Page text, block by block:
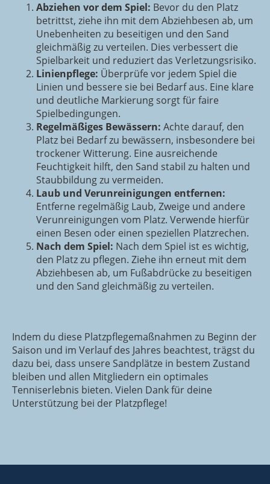
Abziehen vor dem Spiel: Bevor du den Platz
betrittst, ziehe ihn mit dem Abziehbesen ab, um
Unebenheiten zu beseitigen und den Sand
gleichmäßig zu verteilen. Dies verbessert die
Spielbarkeit und reduziert das Verletzungsrisiko.
Linienpflege: Überprüfe vor jedem Spiel die
Linien und bessere sie bei Bedarf aus. Eine klare
und deutliche Markierung sorgt für faire
Spielbedingungen.
Regelmäßiges Bewässern: Achte darauf, den
Platz bei Bedarf zu bewässern, insbesondere bei
trockener Witterung. Eine ausreichende
Feuchtigkeit hilft, den Sand stabil zu halten und
Staubbildung zu vermeiden.
Laub und Verunreinigungen entfernen:
Entferne regelmäßig Laub, Zweige und andere
Verunreinigungen vom Platz. Verwende hierfür
einen Besen oder einen speziellen Platzrechen.
Nach dem Spiel: Nach dem Spiel ist es wichtig,
den Platz zu pflegen. Ziehe ihn erneut mit dem
Abziehbesen ab, um Fußabdrücke zu beseitigen
und den Sand gleichmäßig zu verteilen.
Indem du diese Platzpflegemaßnahmen zu Beginn der
Saison und im Verlauf des Jahres beachtest, trägst du
dazu bei, dass unsere Sandplätze in bestem Zustand
bleiben und allen Mitgliedern ein optimales
Tenniserlebnis bieten. Vielen Dank für deine
Unterstützung bei der Platzpflege!